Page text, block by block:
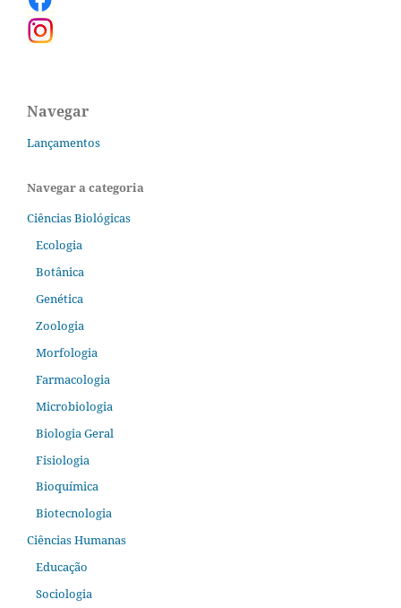
Navegar
Lançamentos
Navegar a categoria
Ciências Biológicas
Ecologia
Botânica
Genética
Zoologia
Morfologia
Farmacologia
Microbiologia
Biologia Geral
Fisiologia
Bioquímica
Biotecnologia
Ciências Humanas
Educação
Sociologia